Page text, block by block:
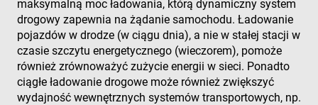
maksymalną moc ładowania, którą dynamiczny system
drogowy zapewnia na żądanie samochodu. Ładowanie
pojazdów w drodze (w ciągu dnia), a nie w stałej stacji w
czasie szczytu energetycznego (wieczorem), pomoże
również zrównoważyć zużycie energii w sieci. Ponadto
ciągłe ładowanie drogowe może również zwiększyć
wydajność wewnętrznych systemów transportowych, np.